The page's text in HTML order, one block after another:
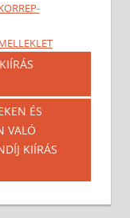
ÉS
VALÓ
KIÍRÁS